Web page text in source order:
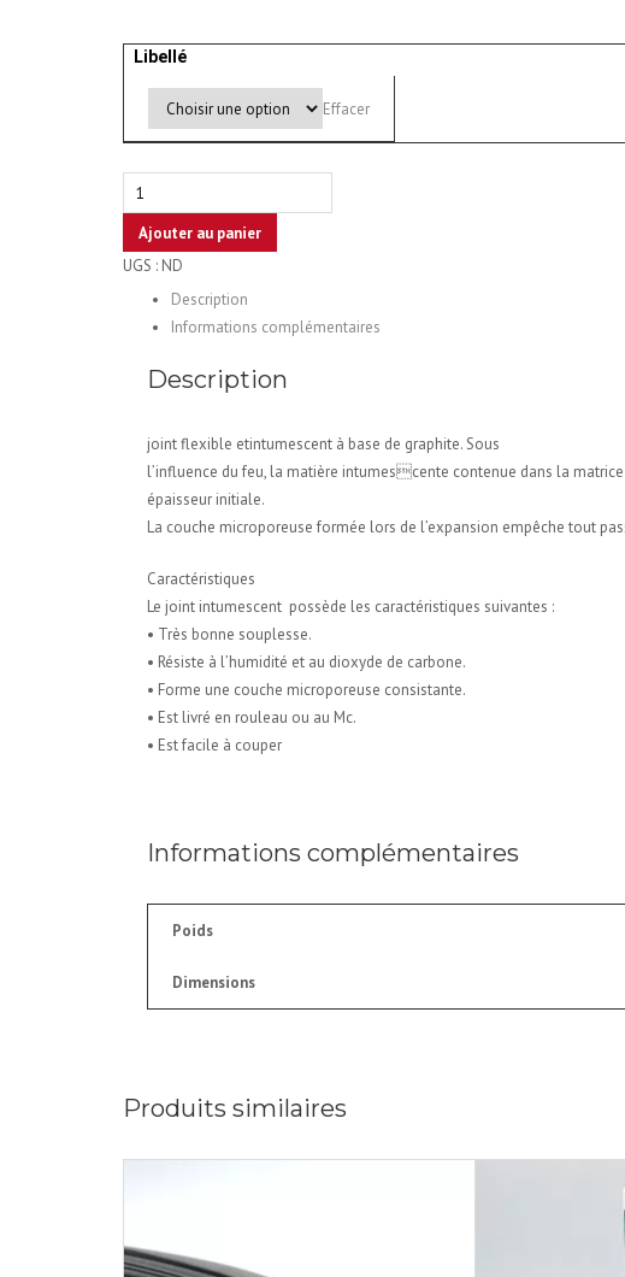
Libellé
Effacer
quantité
de
Joints
intumescent
porte
Ajouter au panier
UGS : ND
Description
Informations complémentaires
Description
joint flexible etintumescent à base de graphite. Sous
l’influence du feu, la matière intumescente contenue dans la
épaisseur initiale.
La couche microporeuse formée lors de l’expansion empêche tout
Caractéristiques
Le joint intumescent possède les caractéristiques suivantes :
• Très bonne souplesse.
• Résiste à l’humidité et au dioxyde de carbone.
• Forme une couche microporeuse consistante.
• Est livré en rouleau ou au Mc.
• Est facile à couper
Informations complémentaires
Poids
Dimensions
Produits similaires